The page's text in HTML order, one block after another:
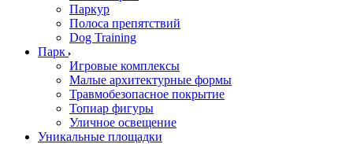
Паркур
Полоса препятствий
Dog Training
Парк
Игровые комплексы
Малые архитектурные формы
Травмобезопасное покрытие
Топиар фигуры
Уличное освещение
Уникальные площадки